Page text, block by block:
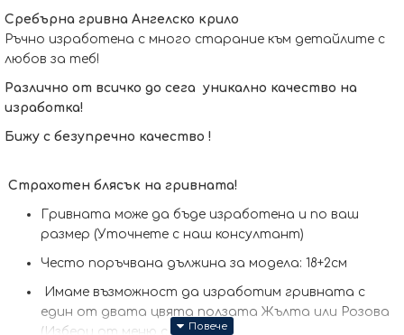
Сребърна гривна Ангелско крило
Ръчно изработена с много старание към детайлите с
любов за теб!
Различно от всичко до сега уникално качество на
изработка!
Бижу с безупречно качество !
Страхотен блясък на гривната!
Гривната може да бъде изработена и по ваш
размер (Уточнете с наш консултант)
Често поръчвана дължина за модела: 18+2см
Имаме възможност да изработим гривната с
един от двата цвята ползата Жълта или Розова
(Избери от меню с опции)